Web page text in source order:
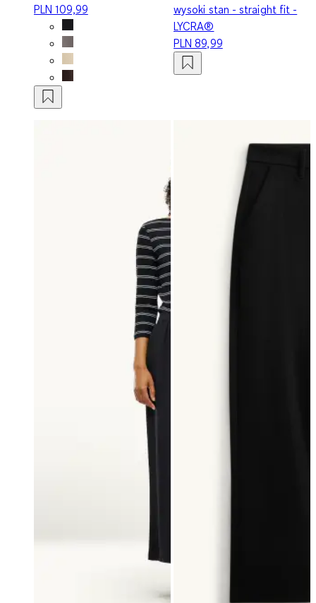
PLN 109,99
wysoki stan - straight fit -
LYCRA®
PLN 89,99